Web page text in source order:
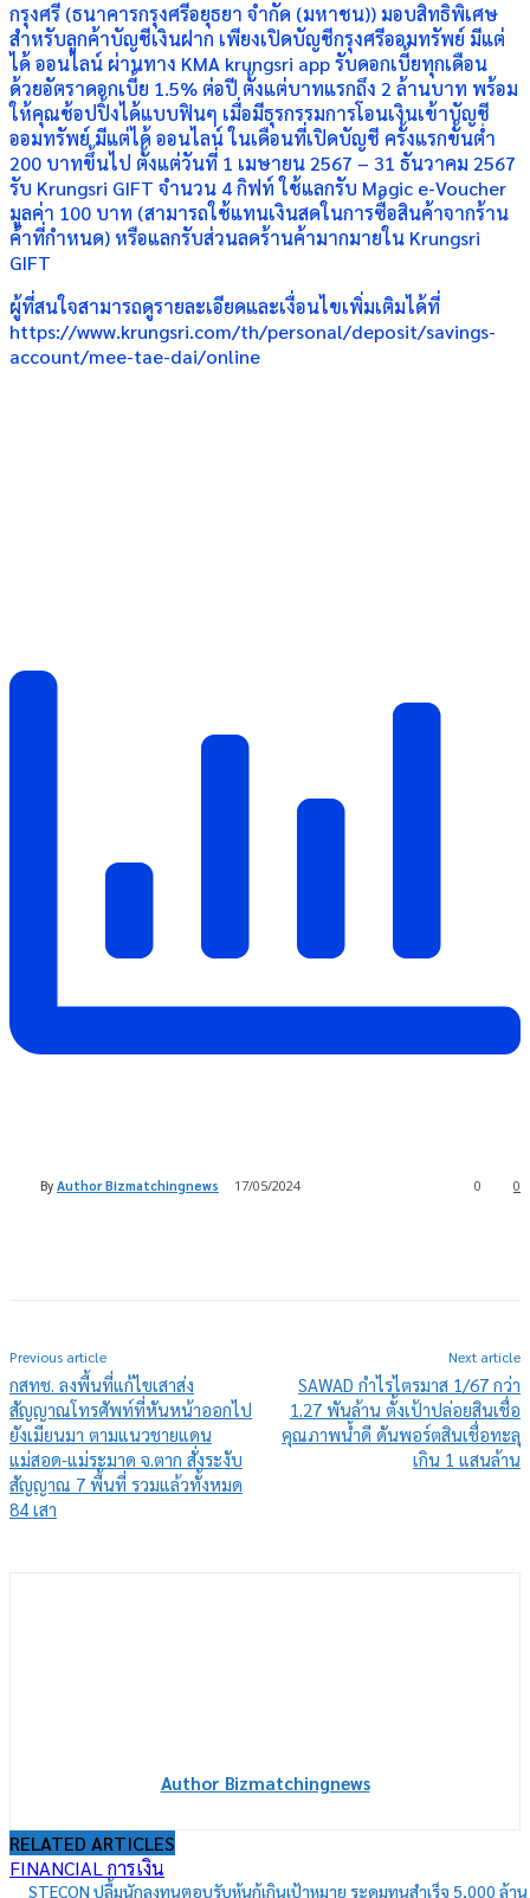
กรุงศรี (ธนาคารกรุงศรีอยุธยา จำกัด (มหาชน)) มอบสิทธิพิเศษ
สำหรับลูกค้าบัญชีเงินฝาก เพียงเปิดบัญชีกรุงศรีออมทรัพย์ มีแต่
ได้ ออนไลน์ ผ่านทาง KMA krungsri app รับดอกเบี้ยทุกเดือน
ด้วยอัตราดอกเบี้ย 1.5% ต่อปี ตั้งแต่บาทแรกถึง 2 ล้านบาท พร้อม
ให้คุณช้อปปิ้งได้แบบฟินๆ เมื่อมีธุรกรรมการโอนเงินเข้าบัญชี
ออมทรัพย์ มีแต่ได้ ออนไลน์ ในเดือนที่เปิดบัญชี ครั้งแรกขั้นต่ำ
200 บาทขึ้นไป ตั้งแต่วันที่ 1 เมษายน 2567 – 31 ธันวาคม 2567
รับ Krungsri GIFT จำนวน 4 กิฟท์ ใช้แลกรับ Magic e-Voucher
มูลค่า 100 บาท (สามารถใช้แทนเงินสดในการซื้อสินค้าจากร้าน
ค้าที่กำหนด) หรือแลกรับส่วนลดร้านค้ามากมายใน Krungsri
GIFT
ผู้ที่สนใจสามารถดูรายละเอียดและเงื่อนไขเพิ่มเติมได้ที่
https://www.krungsri.com/th/personal/deposit/savings-
account/mee-tae-dai/online
By Author Bizmatchingnews 17/05/2024 0
0
Previous article
กสทช. ลงพื้นที่แก้ไขเสาส่ง
สัญญาณโทรศัพท์ที่หันหน้าออกไป
ยังเมียนมา ตามแนวชายแดน
แม่สอด-แม่ระมาด จ.ตาก สั่งระงับ
สัญญาณ 7 พื้นที่ รวมแล้วทั้งหมด
84 เสา
Next article
SAWAD กำไรไตรมาส 1/67 กว่า
1.27 พันล้าน ตั้งเป้าปล่อยสินเชื่อ
คุณภาพน้ำดี ดันพอร์ตสินเชื่อทะลุ
เกิน 1 แสนล้าน
Author Bizmatchingnews
RELATED ARTICLES
FINANCIAL การเงิน
STECON ปลื้มนักลงทุนตอบรับหุ้นกู้เกินเป้าหมาย ระดมทุนสำเร็จ 5,000 ล้าน